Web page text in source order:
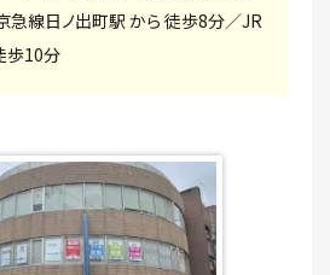
線日ノ出町駅 から 徒歩8分／JR
歩10分